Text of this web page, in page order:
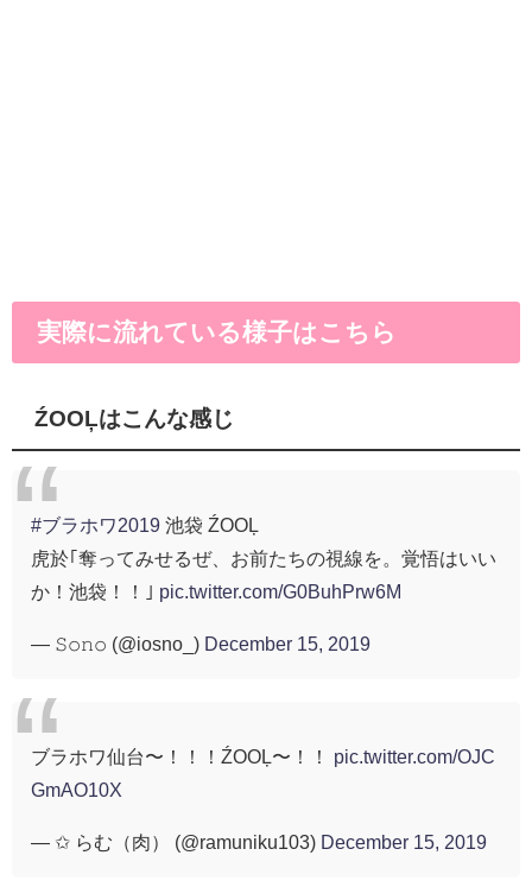
実際に流れている様子はこちら
ŹOOĻはこんな感じ
#ブラホワ2019 池袋 ŹOOĻ
虎於｢奪ってみせるぜ、お前たちの視線を。覚悟はいい
か！池袋！！｣ pic.twitter.com/G0BuhPrw6M
— 𝚂𝚘𝚗𝚘 (@iosno_) December 15, 2019
ブラホワ仙台〜！！！ŹOOĻ〜！！ pic.twitter.com/OJC
GmAO10X
— ✩ らむ（肉） (@ramuniku103) December 15, 2019